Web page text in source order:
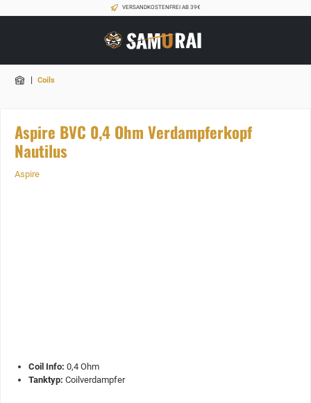
VERSANDKOSTENFREI AB 39€
| Coils
Aspire BVC 0,4 Ohm Verdampferkopf
Nautilus
Aspire
Coil Info: 0,4 Ohm
Tanktyp: Coilverdampfer